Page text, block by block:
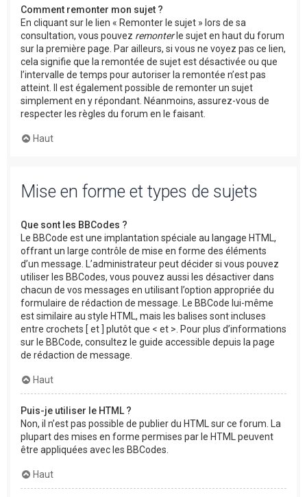
Comment remonter mon sujet ?
En cliquant sur le lien « Remonter le sujet » lors de sa
consultation, vous pouvez remonterle sujet en haut du forum
sur la première page. Par ailleurs, si vous ne voyez pas ce lien,
cela signifie que la remontée de sujet est désactivée ou que
l’intervalle de temps pour autoriser la remontée n’est pas
atteint. Il est également possible de remonter un sujet
simplement en y répondant. Néanmoins, assurez-vous de
respecter les règles du forum en le faisant.
Haut
Mise en forme et types de sujets
Que sont les BBCodes ?
Le BBCode est une implantation spéciale au langage HTML,
offrant un large contrôle de mise en forme des éléments
d’un message. L’administrateur peut décider si vous pouvez
utiliser les BBCodes, vous pouvez aussi les désactiver dans
chacun de vos messages en utilisant l’option appropriée du
formulaire de rédaction de message. Le BBCode lui-même
est similaire au style HTML, mais les balises sont incluses
entre crochets [ et ] plutôt que < et >. Pour plus d’informations
sur le BBCode, consultez le guide accessible depuis la page
de rédaction de message.
Haut
Puis-je utiliser le HTML ?
Non, il n’est pas possible de publier du HTML sur ce forum. La
plupart des mises en forme permises par le HTML peuvent
être appliquées avec les BBCodes.
Haut